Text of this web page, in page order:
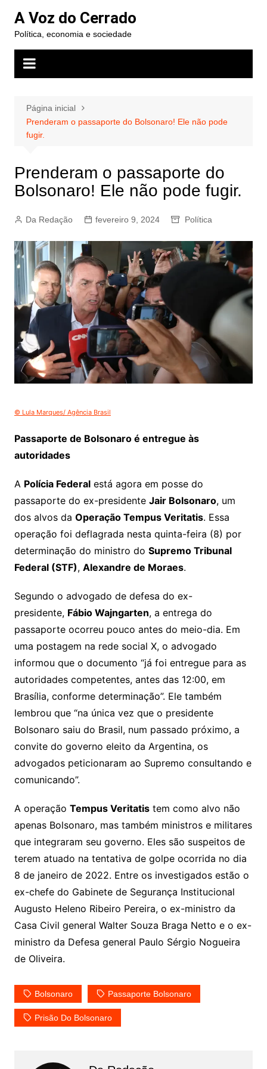
para
conteúdo
A Voz do Cerrado
Política, economia e sociedade
Página inicial
Prenderam o passaporte do Bolsonaro! Ele não pode
fugir.
Prenderam o passaporte do
Bolsonaro! Ele não pode fugir.
Da Redação fevereiro 9, 2024 Política
© Lula Marques/ Agência Brasil
Passaporte de Bolsonaro é entregue às
autoridades
A Polícia Federalestá agora em posse do
passaporte do ex-presidente Jair Bolsonaro, um
dos alvos da Operação Tempus Veritatis. Essa
operação foi deflagrada nesta quinta-feira (8) por
determinação do ministro do Supremo Tribunal
Federal (STF), Alexandre de Moraes.
Segundo o advogado de defesa do ex-
presidente, Fábio Wajngarten, a entrega do
passaporte ocorreu pouco antes do meio-dia. Em
uma postagem na rede social X, o advogado
informou que o documento “já foi entregue para as
autoridades competentes, antes das 12:00, em
Brasília, conforme determinação”. Ele também
lembrou que “na única vez que o presidente
Bolsonaro saiu do Brasil, num passado próximo, a
convite do governo eleito da Argentina, os
advogados peticionaram ao Supremo consultando e
comunicando”.
A operação Tempus Veritatistem como alvo não
apenas Bolsonaro, mas também ministros e militares
que integraram seu governo. Eles são suspeitos de
terem atuado na tentativa de golpe ocorrida no dia
8 de janeiro de 2022. Entre os investigados estão o
ex-chefe do Gabinete de Segurança Institucional
Augusto Heleno Ribeiro Pereira, o ex-ministro da
Casa Civil general Walter Souza Braga Netto e o ex-
ministro da Defesa general Paulo Sérgio Nogueira
de Oliveira.
Bolsonaro Passaporte Bolsonaro
Prisão Do Bolsonaro